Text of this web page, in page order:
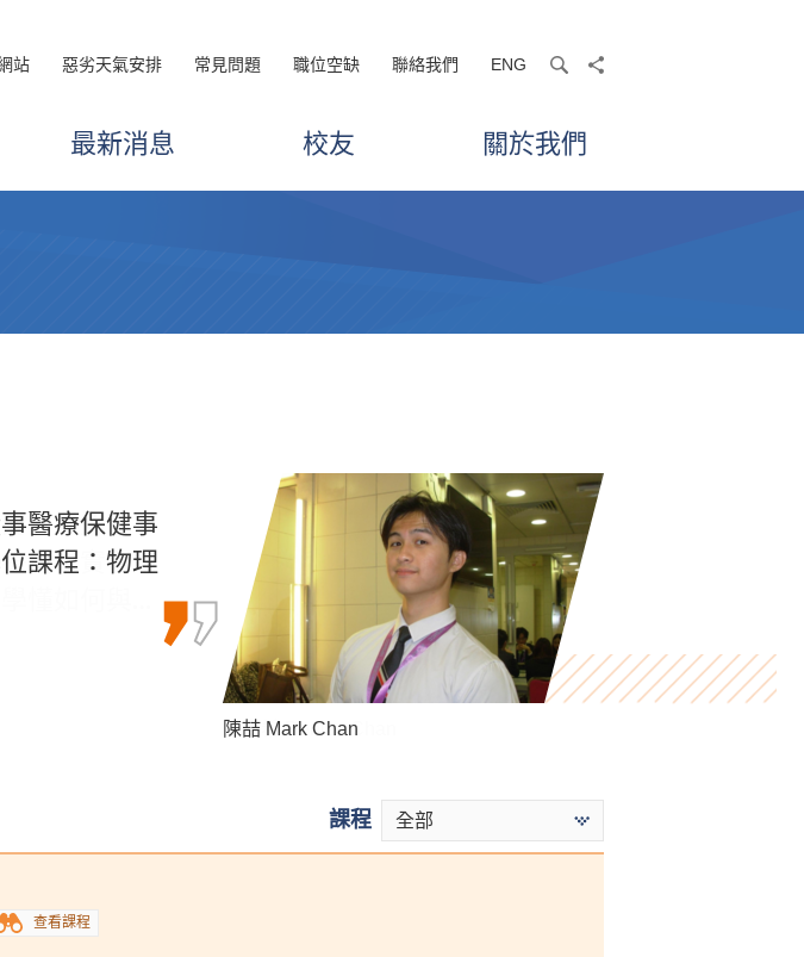
站 惡劣天氣安排 常見問題 職位空缺 聯絡我們 ENG searchshare
最新消息 校友 關於我們
專業知識，
機構實習
懂如何與…
陳嘉希 Denise Chan
醫療保健事
課程：物理
陳喆 Mark Chan
醫學基礎知
理論知識和
何卓權 Ho Cheuk Kuen
課程 全部
查看課程